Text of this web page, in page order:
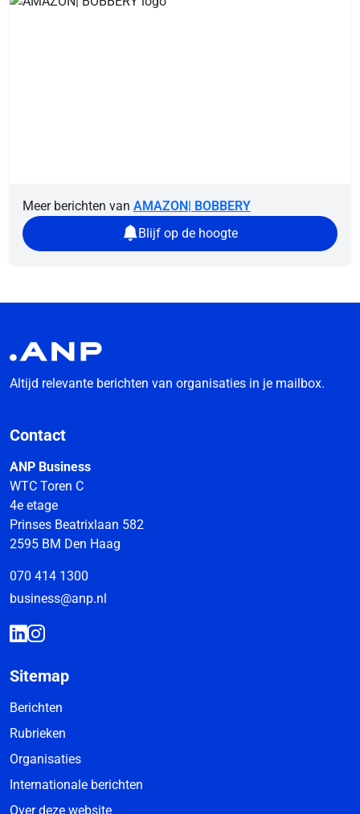
Meer berichten van AMAZON| BOBBERY
Blijf op de hoogte
Altijd relevante berichten van organisaties in je mailbox.
Contact
ANP Business
WTC Toren C
4e etage
Prinses Beatrixlaan 582
2595 BM Den Haag
070 414 1300
business@anp.nl
Sitemap
Berichten
Rubrieken
Organisaties
Internationale berichten
Over deze website